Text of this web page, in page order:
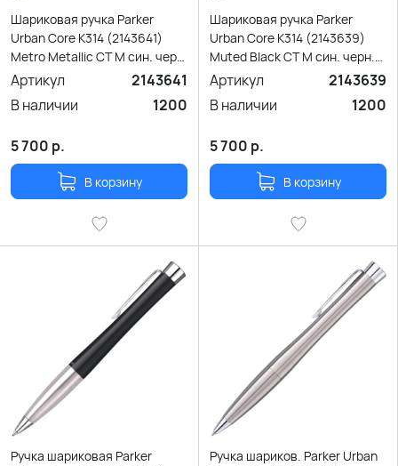
Шариковая ручка Parker
Urban Core K314 (2143641)
Metro Metallic CT M син. черн.
подар.кор.
Артикул
2143641
В наличии
1200
5 700 р.
В корзину
Шариковая ручка Parker
Urban Core K314 (2143639)
Muted Black CT M син. черн.
подар.кор.
Артикул
2143639
В наличии
1200
5 700 р.
В корзину
Ручка шариковая Parker
Ручка шариков. Parker Urban